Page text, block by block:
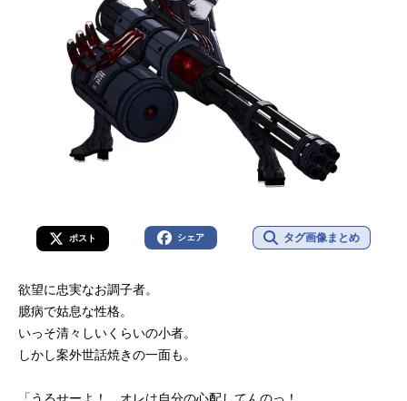
ポスト シェア タグ画像まとめ
欲望に忠実なお調子者。
臆病で姑息な性格。
いっそ清々しいくらいの小者。
しかし案外世話焼きの一面も。
「うるせーよ！ オレは自分の心配してんのっ！